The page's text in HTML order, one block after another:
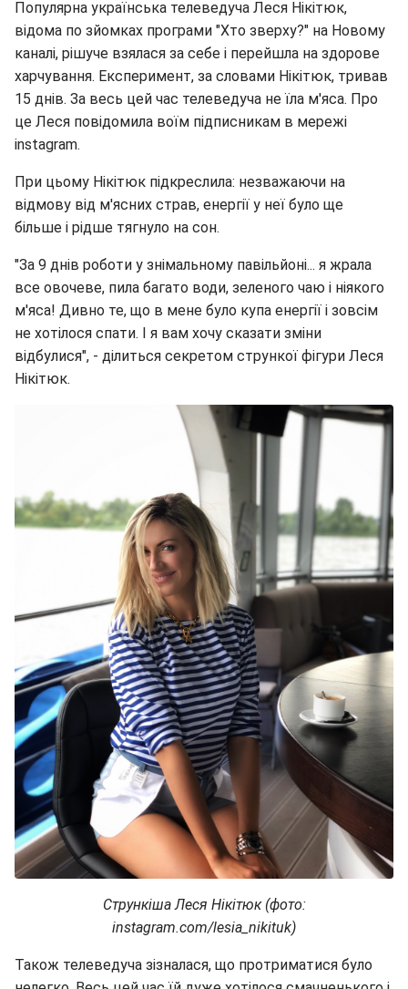
Популярна українська телеведуча Леся Нікітюк,
відома по зйомках програми "Хто зверху?" на Новому
каналі, рішуче взялася за себе і перейшла на здорове
харчування. Експеримент, за словами Нікітюк, тривав
15 днів. За весь цей час телеведуча не їла м'яса. Про
це Леся повідомила воїм підписникам в мережі
instagram.
При цьому Нікітюк підкреслила: незважаючи на
відмову від м'ясних страв, енергії у неї було ще
більше і рідше тягнуло на сон.
"За 9 днів роботи у знімальному павільйоні... я жрала
все овочеве, пила багато води, зеленого чаю і ніякого
м'яса! Дивно те, що в мене було купа енергії і зовсім
не хотілося спати. І я вам хочу сказати зміни
відбулися", - ділиться секретом стрункої фігури Леся
Нікітюк.
Стрункіша Леся Нікітюк (фото:
instagram.com/lesia_nikituk)
Також телеведуча зізналася, що протриматися було